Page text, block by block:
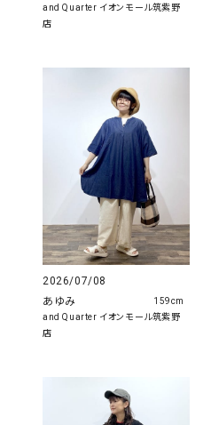
and Quarter イオンモール筑紫野
店
2026/07/08
あゆみ
and Quarter イオンモール筑紫野
店
159cm